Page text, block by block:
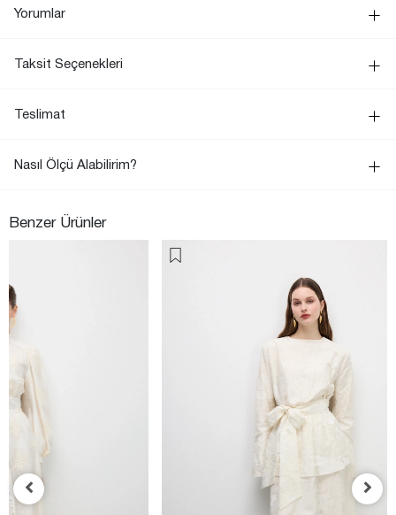
Yorumlar
Taksit Seçenekleri
Teslimat
Nasıl Ölçü Alabilirim?
Benzer Ürünler